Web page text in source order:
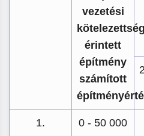
vezetési
érintett
építmény
számított
1.
0 - 50 000